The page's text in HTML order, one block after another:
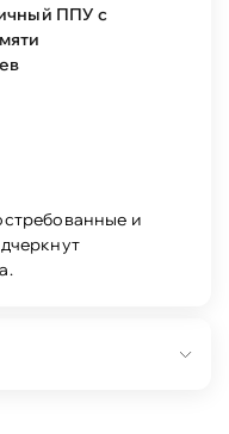
ППУ с
и